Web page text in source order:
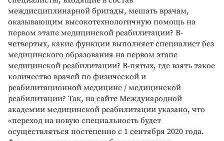
междисциплинарной бригады, мешать врачам,
оказывающим высокотехнологичную помощь на
первом этапе медицинской реабилитации? В-
четвертых, какие функции выполняет специалист без
медицинского образования на первом этапе
медицинской реабилитации? В-пятых, где взять такое
количество врачей по физической и
реабилитационной медицине / медицинской
реабилитации? Так, на сайте Международной
академии медицинской реабилитации указано, что
«переход на новую специальность будет
осуществляться постепенно с 1 сентября 2020 года.